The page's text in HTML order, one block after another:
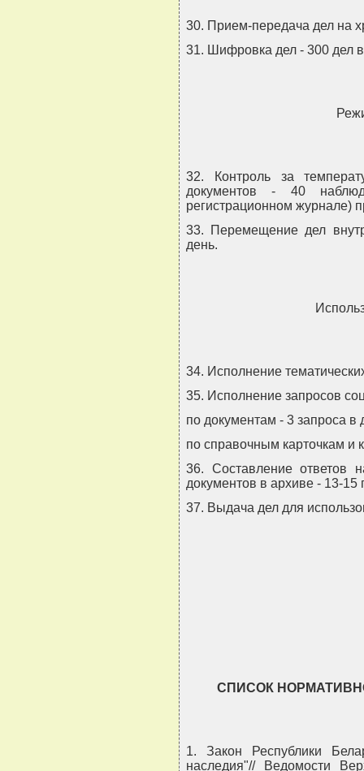
30. Прием-передача дел на
31. Шифровка дел - 300 дел
32. Контроль за
документов - 40
регистрационном журнале)
33. Перемещение дел
день.
34. Исполнение
35. Исполнение запросов
по документам - 3 запроса в
по справочным карточкам и
36. Составление ответов
документов в архиве - 13-15
37. Выдача дел для
СПИСОК
1. Закон Республики
наследия"// Ведомости